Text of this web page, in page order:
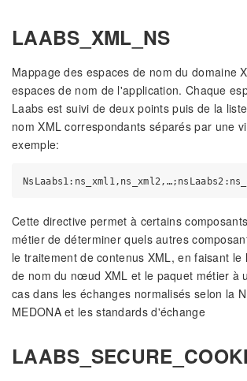
LAABS_XML_NS
Mappage des espaces de nom du domaine
espaces de nom de l'application. Chaque
Laabs est suivi de deux points puis de la
nom XML correspondants séparés par une
exemple:
Cette directive permet à certains
métier de déterminer quels autres
le traitement de contenus XML, en faisant le
de nom du nœud XML et le paquet métier à
cas dans les échanges normalisés selon la
MEDONA et les standards d'échange